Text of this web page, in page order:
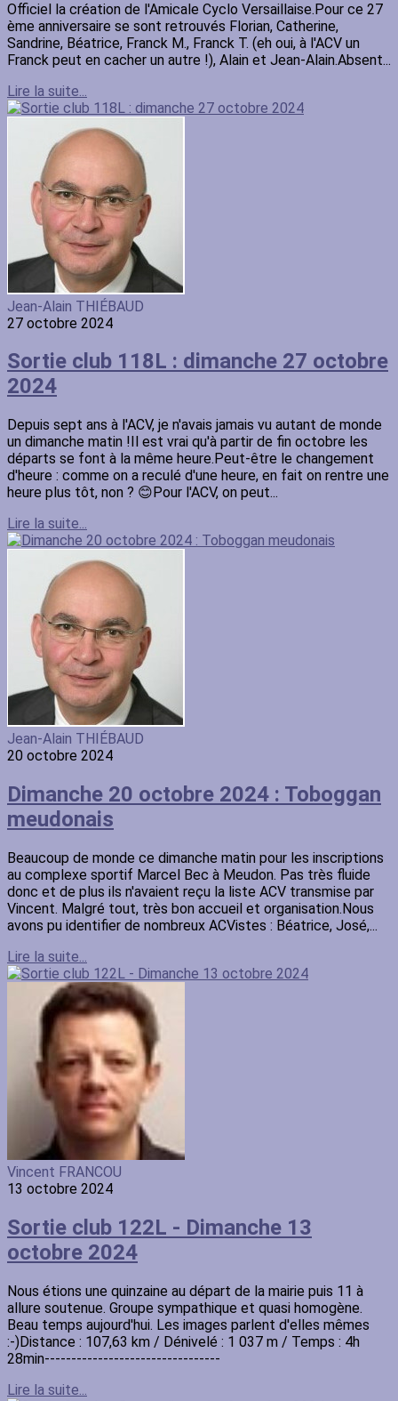
Officiel la création de l'Amicale Cyclo Versaillaise.Pour ce 27
ème anniversaire se sont retrouvés Florian, Catherine,
Sandrine, Béatrice, Franck M., Franck T. (eh oui, à l'ACV un
Franck peut en cacher un autre !), Alain et Jean-Alain.Absent...
Lire la suite...
Jean-Alain THIÉBAUD
27 octobre 2024
Sortie club 118L : dimanche 27 octobre
2024
Depuis sept ans à l'ACV, je n'avais jamais vu autant de monde
un dimanche matin !Il est vrai qu'à partir de fin octobre les
départs se font à la même heure.Peut-être le changement
d'heure : comme on a reculé d'une heure, en fait on rentre une
heure plus tôt, non ? 😊Pour l'ACV, on peut...
Lire la suite...
Jean-Alain THIÉBAUD
20 octobre 2024
Dimanche 20 octobre 2024 : Toboggan
meudonais
Beaucoup de monde ce dimanche matin pour les inscriptions
au complexe sportif Marcel Bec à Meudon. Pas très fluide
donc et de plus ils n'avaient reçu la liste ACV transmise par
Vincent. Malgré tout, très bon accueil et organisation.Nous
avons pu identifier de nombreux ACVistes : Béatrice, José,...
Lire la suite...
Vincent FRANCOU
13 octobre 2024
Sortie club 122L - Dimanche 13
octobre 2024
Nous étions une quinzaine au départ de la mairie puis 11 à
allure soutenue. Groupe sympathique et quasi homogène.
Beau temps aujourd'hui. Les images parlent d'elles mêmes
:-)Distance : 107,63 km / Dénivelé : 1 037 m / Temps : 4h
28min---------------------------------
Lire la suite...